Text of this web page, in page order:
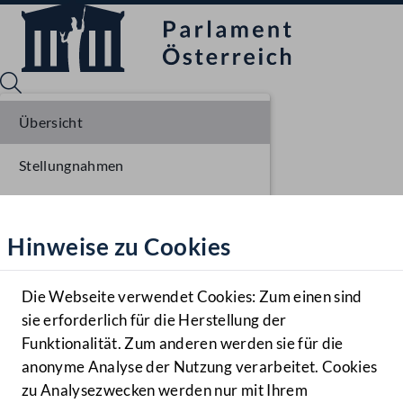
Hilfe
Benutzer
Navigationsmenü öffnen
MENÜ
Hinweise zu Cookies
Die Webseite verwendet Cookies: Zum einen sind
sie erforderlich für die Herstellung der
Funktionalität. Zum anderen werden sie für die
anonyme Analyse der Nutzung verarbeitet. Cookies
zu Analysezwecken werden nur mit Ihrem
Übersicht
Stellungnahmen